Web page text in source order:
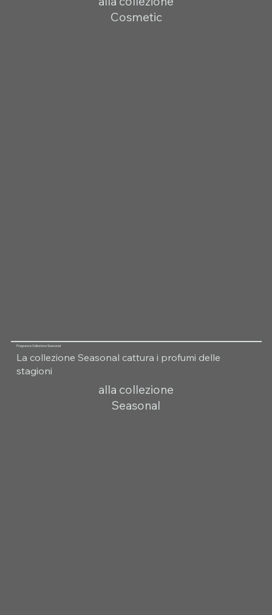
Cosmetic
Fragranza Collezione Seasonal
La collezione Seasonal cattura i profumi delle
stagioni
alla collezione
Seasonal